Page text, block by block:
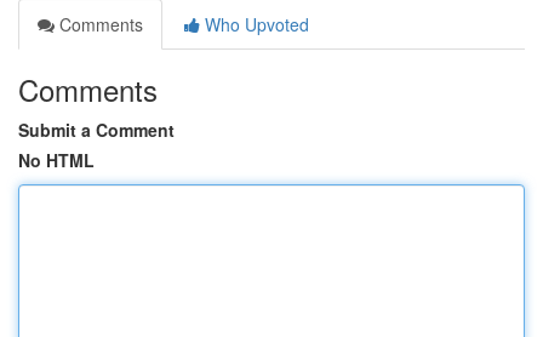
Comments
Who Upvoted
Comments
Submit a Comment
No HTML